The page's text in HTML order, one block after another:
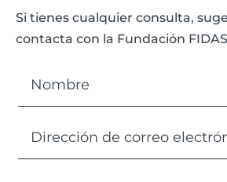
Si tienes cualquier consulta,
contacta con la Fundación